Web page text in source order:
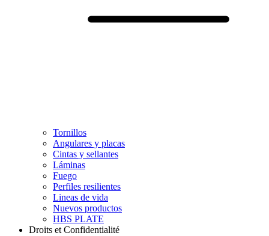
Tornillos
Angulares y placas
Cintas y sellantes
Láminas
Fuego
Perfiles resilientes
Lineas de vida
Nuevos productos
HBS PLATE
Droits et Confidentialité